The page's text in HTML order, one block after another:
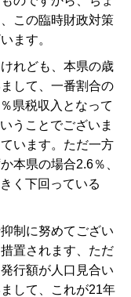
この臨時財政対策
ます。
れども、本県の歳
して、一番割合の
県税収入となって
うことでございま
います。ただ一方
本県の場合2.6％、
く下回っている
制に努めてござい
置されます、ただ
行額が人口見合い
して、これが21年